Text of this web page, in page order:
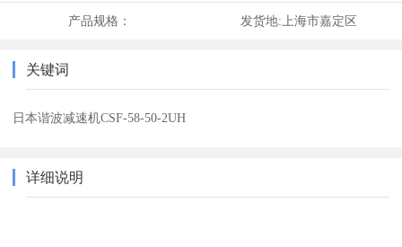
产品规格： 发货地: 上海市嘉定区
关键词
日本谐波减速机CSF-58-50-2UH
详细说明